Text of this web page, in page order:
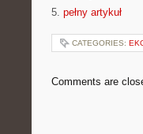
5. pełny artykuł
CATEGORIES:
Comments are